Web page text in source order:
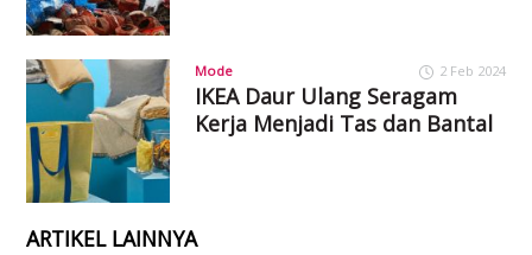
Mode 2 Feb 2024
IKEA Daur Ulang Seragam
Kerja Menjadi Tas dan Bantal
ARTIKEL LAINNYA